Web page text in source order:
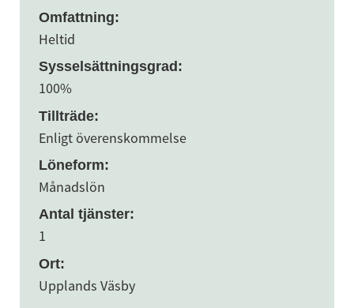
Omfattning:
Heltid
Sysselsättningsgrad:
100%
Tillträde:
Enligt överenskommelse
Löneform:
Månadslön
Antal tjänster:
1
Ort:
Upplands Väsby